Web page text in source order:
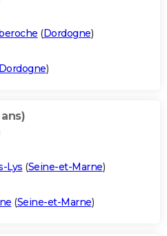
(Dordogne)
)
Lys (Seine-et-Marne)
(Seine-et-Marne)